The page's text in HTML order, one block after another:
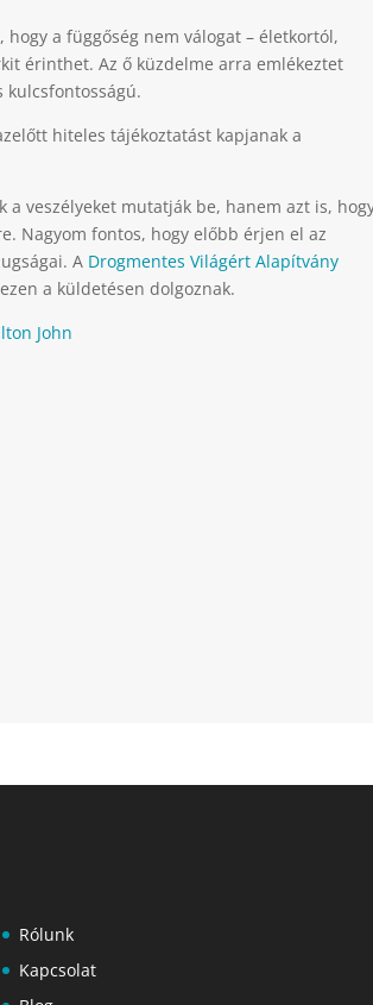
a függőség nem válogat – életkortól,
érinthet. Az ő küzdelme arra emlékeztet
kulcsfontosságú.
hiteles tájékoztatást kapjanak a
a veszélyeket mutatják be, hanem azt is,
Nagyom fontos, hogy előbb érjen el az
A Drogmentes Világért Alapítvány
a küldetésen dolgoznak.
John
Rólunk
Kapcsolat